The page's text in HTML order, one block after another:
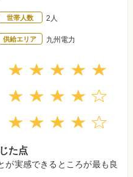
世帯人数 2人
供給エリア 九州電力
た点
が実感できるところが最も良